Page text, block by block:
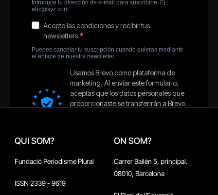
QUI SOM?
Fundació Periodisme Plural
ISSN 2339 - 9619
ON SOM?
Carrer Bailén 5, principal.
08010, Barcelona